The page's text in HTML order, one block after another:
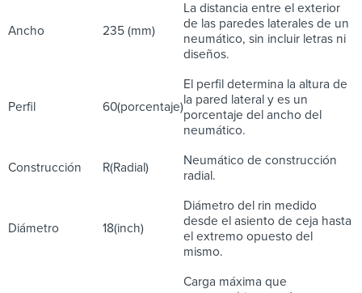
Ancho 235 (mm)
La distancia entre el exterior
de las paredes laterales de un
neumático, sin incluir letras ni
diseños.
Perfil 60(porcentaje)
El perfil determina la altura de
la pared lateral y es un
porcentaje del ancho del
neumático.
Construcción R(Radial)
Neumático de construcción
radial.
Diámetro 18(inch)
Diámetro del rin medido
desde el asiento de ceja hasta
el extremo opuesto del
mismo.
Carga máxima que